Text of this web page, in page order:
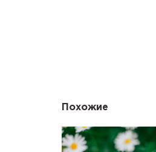
Похожие